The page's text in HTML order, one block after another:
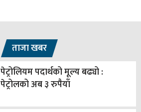
ताजा खबर
पेट्रोलियम पदार्थको मूल्य बढ्यो :
पेट्रोलको अब ३ रुपैयाँ